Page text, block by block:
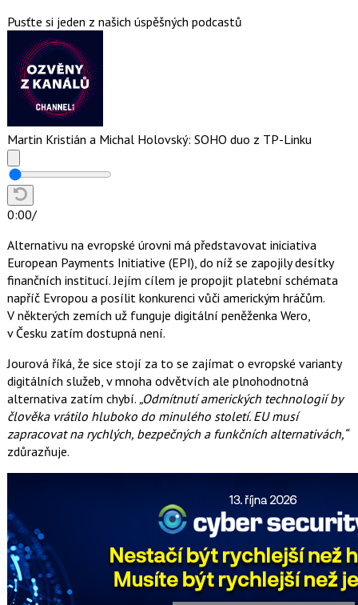
Pusťte si jeden z našich úspěšných podcastů
Martin Kristián a Michal Holovský: SOHO duo z TP-Linku
0:00/
Alternativu na evropské úrovni má představovat iniciativa
European Payments Initiative (EPI), do níž se zapojily desítky
finančních institucí. Jejím cílem je propojit platební schémata
napříč Evropou a posílit konkurenci vůči americkým hráčům.
V některých zemích už funguje digitální peněženka Wero,
v Česku zatím dostupná není.
Jourová říká, že sice stojí za to se zajímat o evropské varianty
digitálních služeb, v mnoha odvětvích ale plnohodnotná
alternativa zatím chybí. „Odmítnutí amerických technologií by
člověka vrátilo hluboko do minulého století. EU musí
zapracovat na rychlých, bezpečných a funkčních alternativách,“
zdůrazňuje.